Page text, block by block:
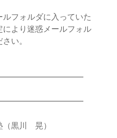
フォルダに入っていた
より迷惑メールフォル
い。
（黒川 晃）